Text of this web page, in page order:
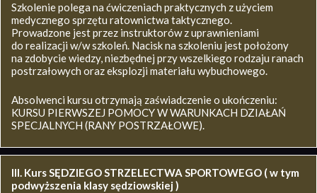
Szkolenie polega na ćwiczeniach praktycznych z użyciem
medycznego sprzętu ratownictwa taktycznego.
Prowadzone jest przez instruktorów z uprawnieniami
do realizacji w/w szkoleń. Nacisk na szkoleniu jest położony
na zdobycie wiedzy, niezbędnej przy wszelkiego rodzaju ranach
postrzałowych oraz eksplozji materiału wybuchowego.
Absolwenci kursu otrzymają zaświadczenie o ukończeniu:
KURSU PIERWSZEJ POMOCY W WARUNKACH DZIAŁAŃ
SPECJALNYCH (RANY POSTRZAŁOWE).
III. Kurs SĘDZIEGO STRZELECTWA SPORTOWEGO ( w tym
podwyższenia klasy sędziowskiej )